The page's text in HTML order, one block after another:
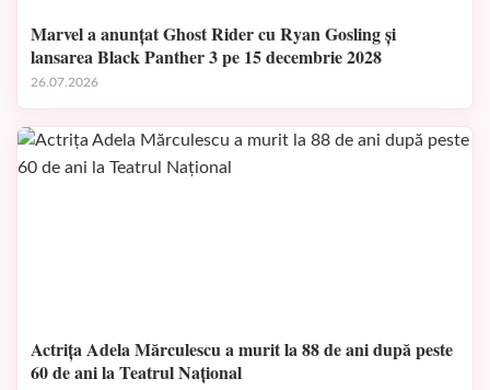
Marvel a anunțat Ghost Rider cu Ryan Gosling și
lansarea Black Panther 3 pe 15 decembrie 2028
26.07.2026
Actrița Adela Mărculescu a murit la 88 de ani după peste
60 de ani la Teatrul Național